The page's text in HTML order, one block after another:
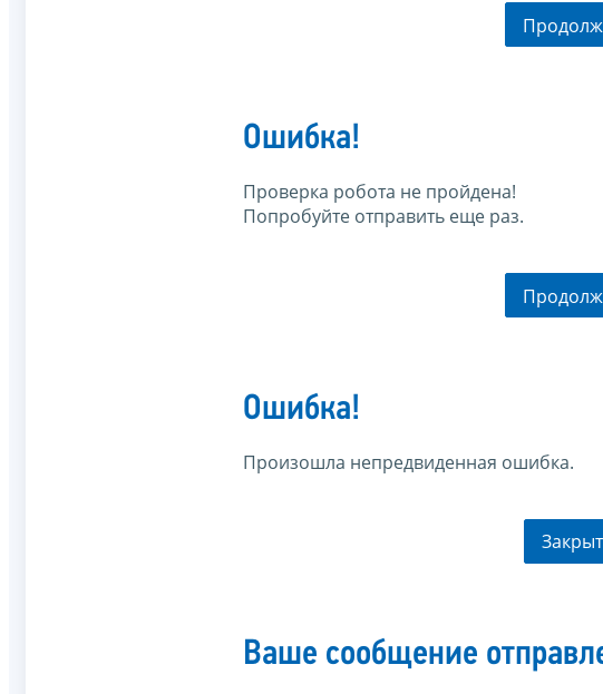
Ошибка!
Проверка робота не пройдена!
Попробуйте отправить еще раз.
Ошибка!
Произошла непредвиденная ошибка.
Ваше сообщение